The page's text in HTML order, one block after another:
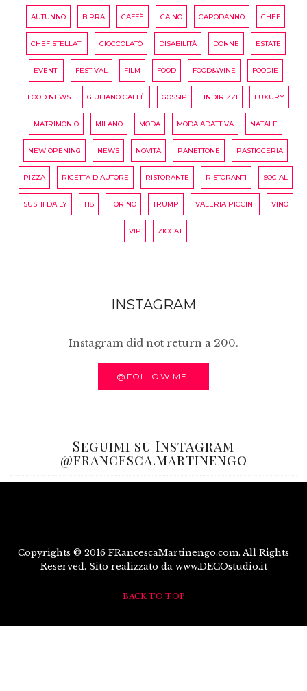
AUTUNNO BIRRA CAFFÈ CAINO CAPODANNO CHEF
CHEF STELLATI CIOCCOLATÒ DISABILITÀ DONNE ESTATE
EVENTI FESTIVAL FILM FOOD FOOD&WINE FOODIE
FOOD NEWS GIULIANO CAFFÈ GOSSIP INDIRIZZI LUXURY
MATRIMONIO MILANO MODA MODA ADATTIVA NATALE
NEW OPENING NEWS NOVITÀ PANETTONE PASTICCERIA
PIZZA RICETTA D'AUTORE RISTORANTE RISTORANTI SOCIAL
SUSHI DAILY T18 TORINO TRUMP VALERIA PICCINI VINO
VIP ZICCAT
INSTAGRAM
Instagram did not return a 200.
@FOLLOW ME!
Seguimi su Instagram
@francesca.martinengo
Copyrights © 2016 FRancescaMartinengo.com. All Rights
Reserved. Sito realizzato da www.DECOstudio.it
BACK TO TOP